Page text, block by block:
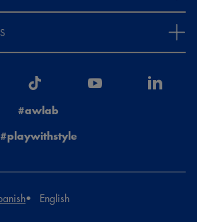
#awlab
#playwithstyle
English